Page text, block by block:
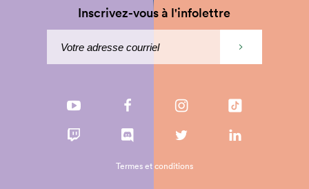
Inscrivez-vous à l'infolettre
Termes et conditions